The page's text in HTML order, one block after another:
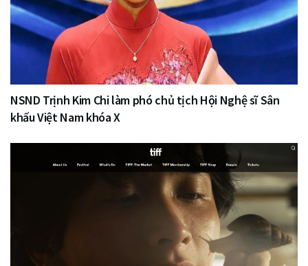
NSND Trịnh Kim Chi làm phó chủ tịch Hội Nghệ sĩ Sân
khấu Việt Nam khóa X